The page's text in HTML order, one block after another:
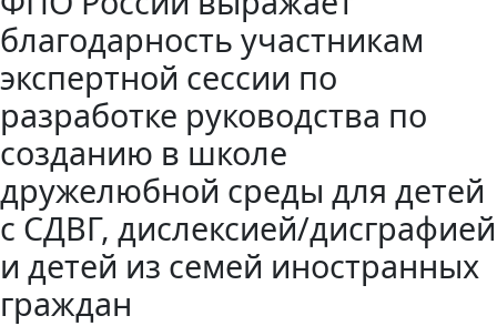
благодарность участникам
экспертной сессии по
разработке руководства по
созданию в школе
дружелюбной среды для детей
с СДВГ, дислексией/дисграфией
и детей из семей иностранных
граждан